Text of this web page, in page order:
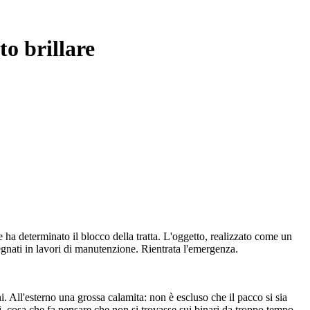
brillare
determinato il blocco della tratta. L'oggetto, realizzato come un
in lavori di manutenzione. Rientrata l'emergenza.
una grossa calamita: non è escluso che il pacco si sia